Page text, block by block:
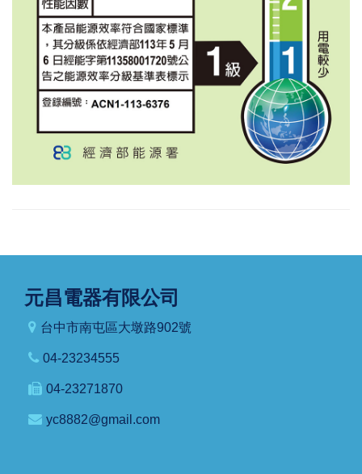
元昌電器有限公司
台中市南屯區大墩路902號
04-23234555
04-23271870
yc8882@gmail.com